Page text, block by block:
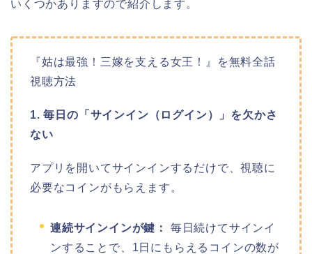
いくつかありますので紹介します。
『姑は最強！三嫁を支える女王！』を無料全話
視聴方法
1. 毎日の「サインイン（ログイン）」を欠かさ
ない
アプリを開いてサインインするだけで、視聴に
必要なコインがもらえます。
連続サインインが鍵：
毎日続けてサインイ
ンすることで、1日にもらえるコインの数が